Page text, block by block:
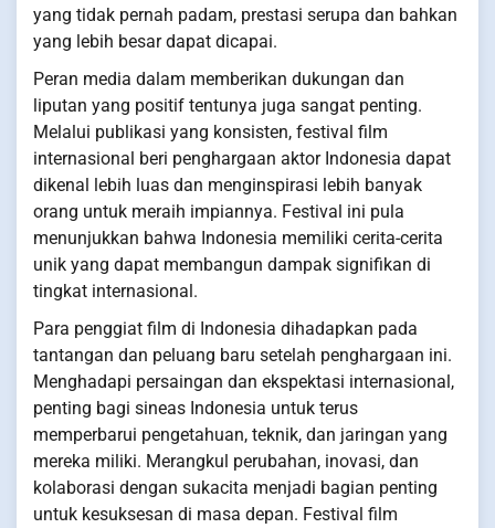
yang tidak pernah padam, prestasi serupa dan bahkan
yang lebih besar dapat dicapai.
Peran media dalam memberikan dukungan dan
liputan yang positif tentunya juga sangat penting.
Melalui publikasi yang konsisten, festival film
internasional beri penghargaan aktor Indonesia dapat
dikenal lebih luas dan menginspirasi lebih banyak
orang untuk meraih impiannya. Festival ini pula
menunjukkan bahwa Indonesia memiliki cerita-cerita
unik yang dapat membangun dampak signifikan di
tingkat internasional.
Para penggiat film di Indonesia dihadapkan pada
tantangan dan peluang baru setelah penghargaan ini.
Menghadapi persaingan dan ekspektasi internasional,
penting bagi sineas Indonesia untuk terus
memperbarui pengetahuan, teknik, dan jaringan yang
mereka miliki. Merangkul perubahan, inovasi, dan
kolaborasi dengan sukacita menjadi bagian penting
untuk kesuksesan di masa depan. Festival film